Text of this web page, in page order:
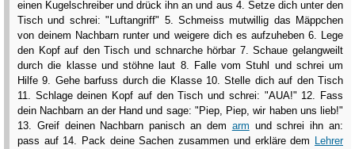
einen Kugelschreiber und drück ihn an und aus 4. Setze dich unter den
Tisch und schrei: "Luftangriff" 5. Schmeiss mutwillig das Mäppchen
von deinem Nachbarn runter und weigere dich es aufzuheben 6. Lege
den Kopf auf den Tisch und schnarche hörbar 7. Schaue gelangweilt
durch die klasse und stöhne laut 8. Falle vom Stuhl und schrei um
Hilfe 9. Gehe barfuss durch die Klasse 10. Stelle dich auf den Tisch
11. Schlage deinen Kopf auf den Tisch und schrei: "AUA!" 12. Fass
dein Nachbarn an der Hand und sage: "Piep, Piep, wir haben uns lieb!"
13. Greif deinen Nachbarn panisch an dem arm und schrei ihn an:
pass auf 14. Pack deine Sachen zusammen und erkläre dem Lehrer